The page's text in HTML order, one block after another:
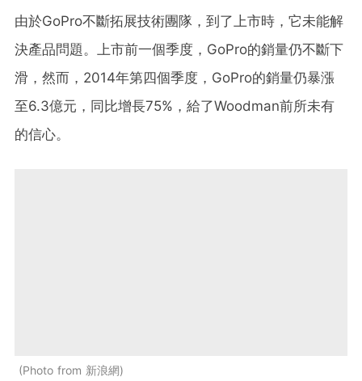
由於GoPro不斷拓展技術團隊，到了上市時，它未能解
決產品問題。上市前一個季度，GoPro的銷量仍不斷下
滑，然而，2014年第四個季度，GoPro的銷量仍暴漲
至6.3億元，同比增長75%，給了Woodman前所未有
的信心。
Photo from 新浪網